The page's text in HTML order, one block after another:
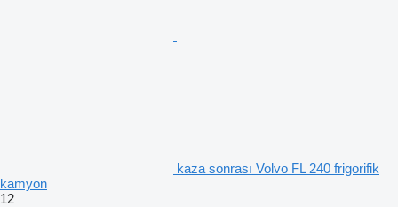
kaza sonrası Volvo FL 240 frigorifik
kamyon
12